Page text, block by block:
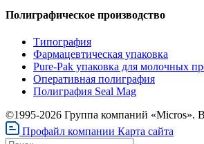
Полиграфическое производство
Типография
Фармацевтическая упаковка
Pure-Pak упаковка для молочных
Оперативная полиграфия
Полиграфия Seal Mag
©1995-2026 Группа компаний «Micros».
Профайл компании Карта сайта